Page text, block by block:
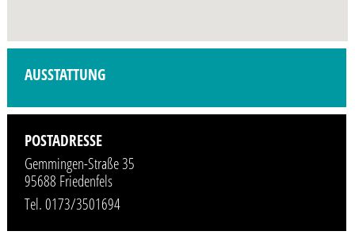
Profilbild wird demnächst vom Veranstalter hinzugefügt.
AUSSTATTUNG
POSTADRESSE
Gemmingen-Straße 35
95688 Friedenfels
Tel. 0173/3501694